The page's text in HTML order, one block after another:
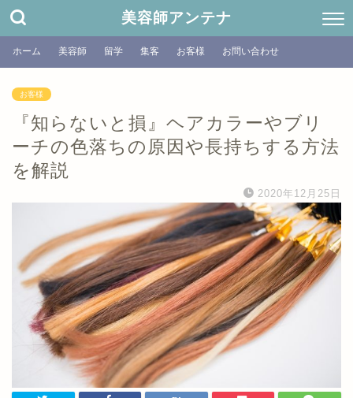
美容師アンテナ
ホーム 美容師 留学 集客 お客様 お問い合わせ
お客様
『知らないと損』ヘアカラーやブリ
ーチの色落ちの原因や長持ちする方法
を解説
2020年12月25日